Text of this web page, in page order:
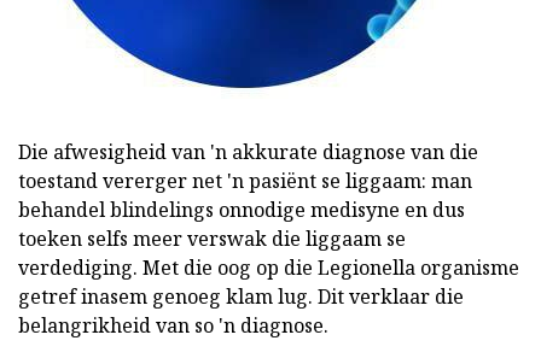
Die afwesigheid van 'n akkurate diagnose van die
toestand vererger net 'n pasiënt se liggaam: man
behandel blindelings onnodige medisyne en dus
toeken selfs meer verswak die liggaam se
verdediging. Met die oog op die Legionella organisme
getref inasem genoeg klam lug. Dit verklaar die
belangrikheid van so 'n diagnose.